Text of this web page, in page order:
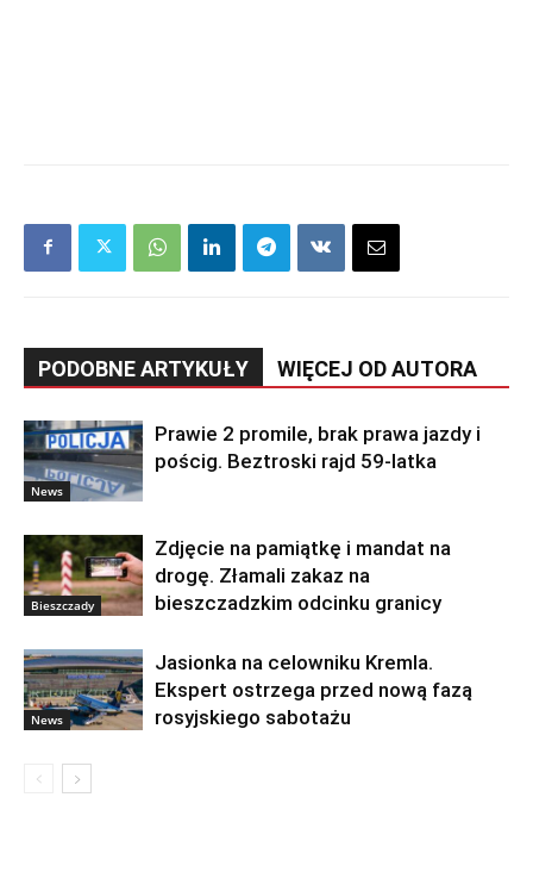
PODOBNE ARTYKUŁY WIĘCEJ OD AUTORA
News
Prawie 2 promile, brak prawa jazdy i
pościg. Beztroski rajd 59-latka
Bieszczady
Zdjęcie na pamiątkę i mandat na
drogę. Złamali zakaz na
bieszczadzkim odcinku granicy
News
Jasionka na celowniku Kremla.
Ekspert ostrzega przed nową fazą
rosyjskiego sabotażu